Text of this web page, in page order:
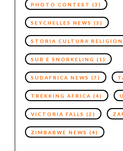
PHOTO CONTEST (3)
SEYCHELLES NEWS (3)
STORIA CULTURA
SUB E SNORKELING (1)
SUDAFRICA NEWS (7)
TREKKING AFRICA (4)
VICTORIA FALLS (2)
ZIMBABWE NEWS (4)